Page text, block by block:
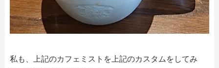
私も、上記のカフェミストを上記のカスタムをしてみ